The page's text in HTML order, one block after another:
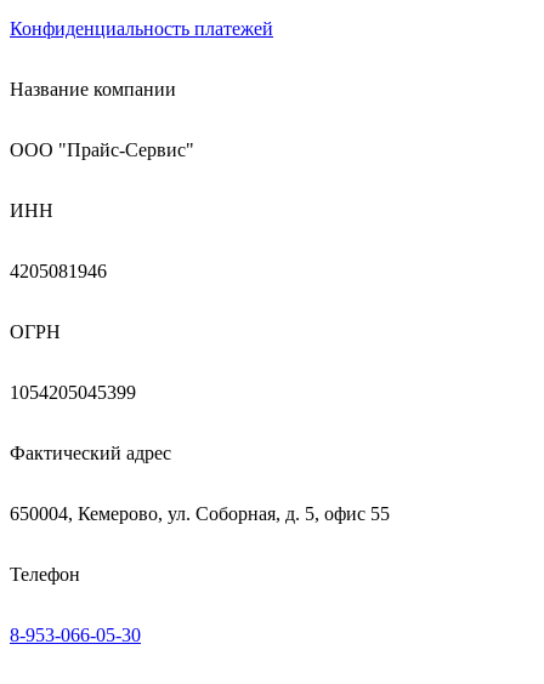
Конфиденциальность платежей
Название компании
ООО "Прайс-Сервис"
ИНН
4205081946
ОГРН
1054205045399
Фактический адрес
650004, Кемерово, ул. Соборная, д. 5, офис 55
Телефон
8-953-066-05-30